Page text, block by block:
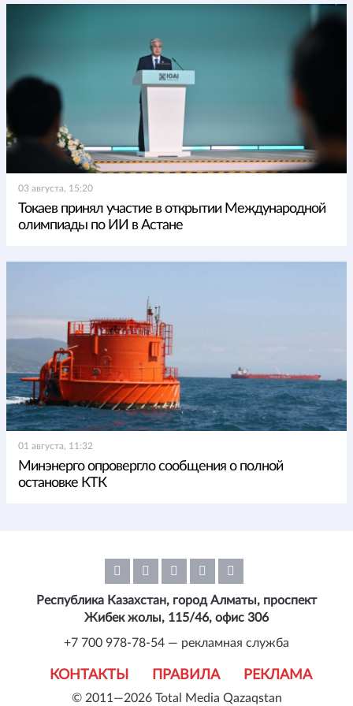
03 августа, 15:20
Токаев принял участие в открытии Международной
олимпиады по ИИ в Астане
01 августа, 11:32
Минэнерго опровергло сообщения о полной
остановке КТК
© 2011—2026 Total Media Qazaqstan
КОНТАКТЫ ПРАВИЛА РЕКЛАМА
Республика Казахстан, город Алматы, проспект
Жибек жолы, 115/46, офис 306
+7 700 978-78-54 — рекламная служба